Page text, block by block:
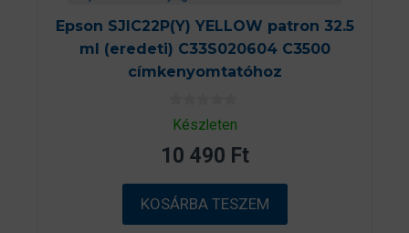
Epson SJIC22P(Y) YELLOW patron 32.5
ml (eredeti) C33S020604 C3500
címkenyomtatóhoz
0
a
5
b
ő
l
Készleten
10 490 Ft
KOSÁRBA TESZEM